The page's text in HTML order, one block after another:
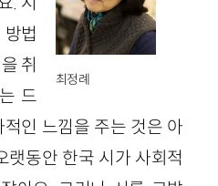
최정례
법
취
드
인 느낌을 주는 것은 아
랫동안 한국 시가 사회적